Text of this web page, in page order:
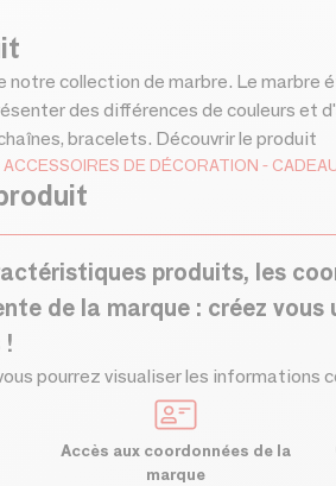
notre collection de marbre. Le marbre
des différences de couleurs et
bracelets. Découvrir le produit
DE DÉCORATION
produits, les
de la marque : créez vous
!
pourrez visualiser les informations
Accès aux coordonnées de la
marque